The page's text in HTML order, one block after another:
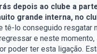
depois ao clube a
grande interna, no
lo conseguido resgatar
e neste
poder ter esta ligação.